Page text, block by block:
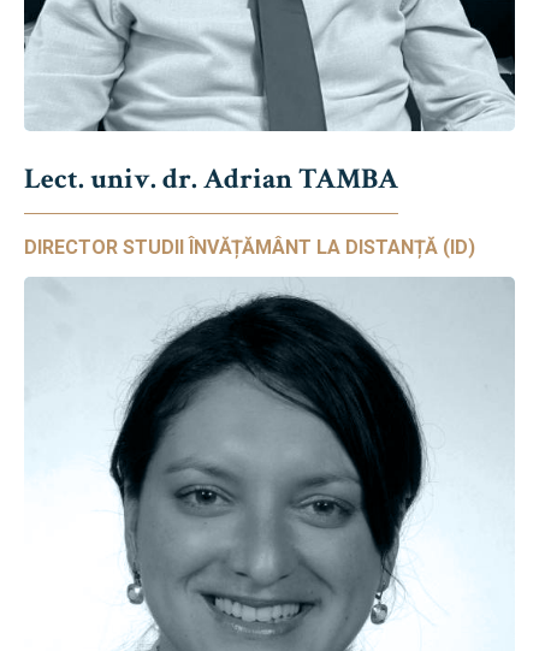
Lect. univ. dr. Adrian TAMBA
DIRECTOR STUDII ÎNVĂȚĂMÂNT LA DISTANȚĂ (ID)